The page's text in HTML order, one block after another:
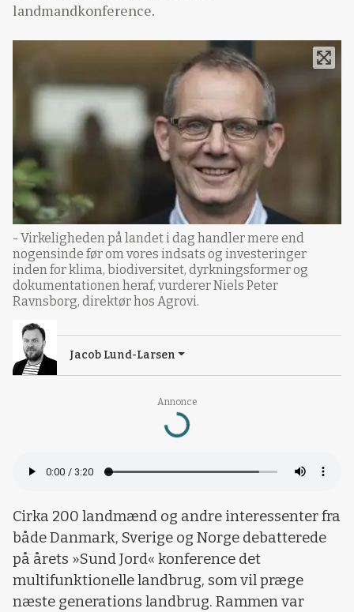
Annonce
Loading...
landmandkonference.
- Virkeligheden på landet i dag handler mere end
nogensinde før om vores indsats og investeringer
inden for klima, biodiversitet, dyrkningsformer og
dokumentationen heraf, vurderer Niels Peter
Ravnsborg, direktør hos Agrovi.
Jacob Lund-Larsen
Cirka 200 landmænd og andre interessenter fra
både Danmark, Sverige og Norge debatterede
på årets »Sund Jord« konference det
multifunktionelle landbrug, som vil præge
næste generations landbrug. Rammen var